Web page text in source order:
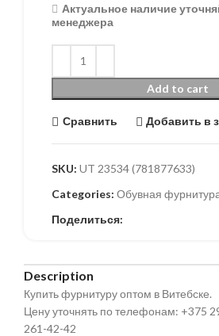
Актуальное наличие
менеджера
Add to cart
Сравнить Добавить в
SKU: UT 23534 (781877633)
Categories: Обувная
Поделиться:
Description
Купить фурнитуру оптом в Витебске.
Цену уточнять по телефонам: +375
261-42-42